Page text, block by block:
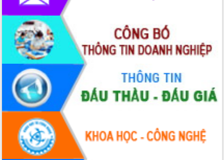
Ứng dụng sinh trắc học - Bước tiến
trong hành trình chuyển đổi số tại Đắk
Lắk
Đắk Lắk nâng cao hiệu quả công tác
Đảng từ Sổ tay đảng viên điện tử
Đắk Lắk đẩy mạnh nuôi biển công
nghệ, hướng tới phát triển thủy sản
bền vững
Tập huấn nâng cao năng lực triển khai
chuyển đổi số cho cán bộ, công chức
cấp xã
Đắk Lắk phát động hưởng ứng Ngày
Quyền của người tiêu dùng Việt Nam